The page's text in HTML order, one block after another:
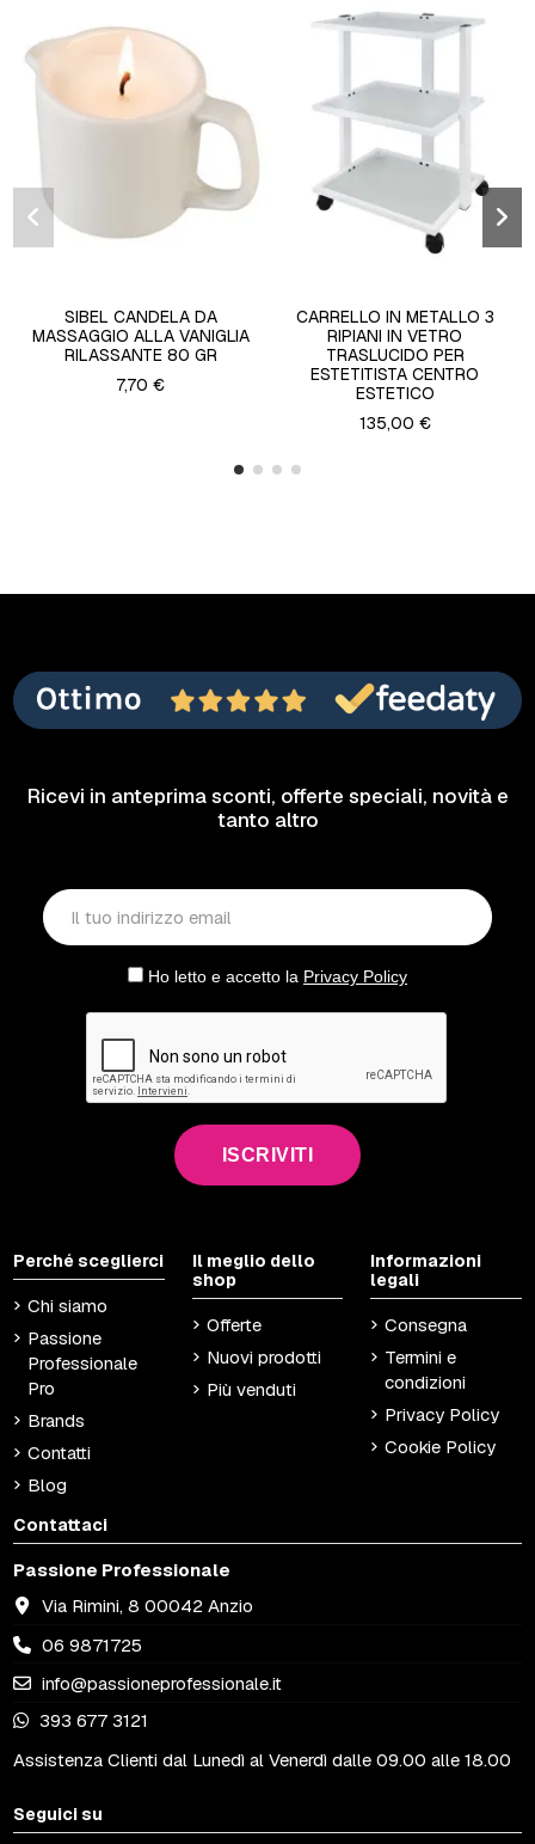
SIBEL CANDELA DA
MASSAGGIO ALLA VANIGLIA
RILASSANTE 80 GR
7,70 €
CARRELLO IN METALLO 3
RIPIANI IN VETRO
TRASLUCIDO PER
ESTETITISTA CENTRO
ESTETICO
135,00 €
Ricevi in anteprima sconti, offerte speciali, novità e
tanto altro
Ho letto e accetto la Privacy Policy
ISCRIVITI
Perché sceglierci
Chi siamo
Passione
Professionale
Pro
Brands
Contatti
Blog
Il meglio dello
shop
Offerte
Nuovi prodotti
Più venduti
Informazioni
legali
Consegna
Termini e
condizioni
Privacy Policy
Cookie Policy
Contattaci
Passione Professionale
Via Rimini, 8 00042 Anzio
06 9871725
info@passioneprofessionale.it
393 677 3121
Assistenza Clienti dal Lunedì al Venerdì dalle 09.00 alle 18.00
Seguici su